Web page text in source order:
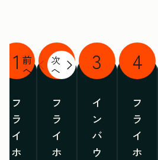
前
へ
次
へ
1
フ
ラ
イ
ホ
2
フ
ラ
イ
ホ
3
イ
ン
バ
ウ
4
フ
ラ
イ
ホ